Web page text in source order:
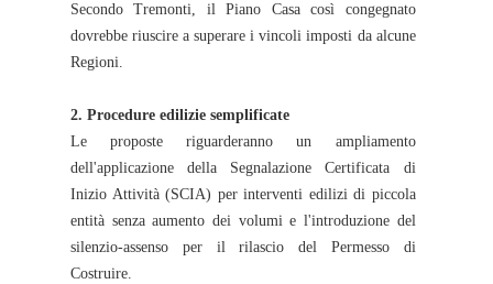
Secondo Tremonti, il Piano Casa così congegnato
dovrebbe riuscire a superare i vincoli imposti da alcune
Regioni.
2. Procedure edilizie semplificate
Le proposte riguarderanno un ampliamento
dell'applicazione della Segnalazione Certificata di
Inizio Attività (SCIA) per interventi edilizi di piccola
entità senza aumento dei volumi e l'introduzione del
silenzio-assenso per il rilascio del Permesso di
Costruire.